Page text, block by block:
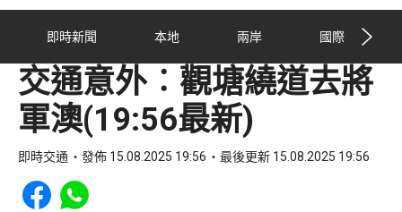
即時新聞 本地 兩岸 國際
交通意外︰觀塘繞道去將
軍澳(19:56最新)
即時交通 發佈 15.08.2025 19:56 最後更新 15.08.2025 19:56
Share to Facebook
Share to WhatsApp